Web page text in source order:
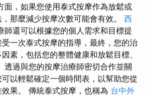
面，如果您使用泰式按摩作為放鬆或
那麼減少按摩次數可能會有效。 西
師還可以根據您的個人需求和目標提
一次泰式按摩的指導，最終，您的治
素，包括您的整體健康和放鬆目標、
透過與您的按摩治療師密切合作並關
以輕鬆確定一個時間表，以幫助您從
果。 傳統泰式按摩，也稱為 台中外